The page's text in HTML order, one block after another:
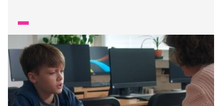
rodičovské spory zdají strašidelné. Na setkání se
sociální pracovnicí z OSPOD sdělí své obavy i své
požadavky na střídavou péči.